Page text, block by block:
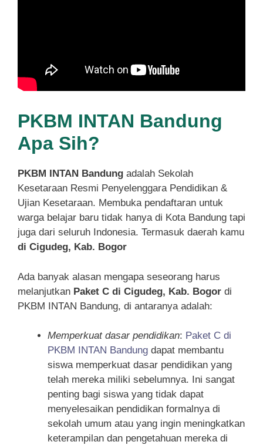
PKBM INTAN Bandung
Apa Sih?
PKBM INTAN Bandung adalah Sekolah
Kesetaraan Resmi Penyelenggara Pendidikan &
Ujian Kesetaraan. Membuka pendaftaran untuk
warga belajar baru tidak hanya di Kota Bandung tapi
juga dari seluruh Indonesia. Termasuk daerah kamu
di Cigudeg, Kab. Bogor
Ada banyak alasan mengapa seseorang harus
melanjutkan Paket C di Cigudeg, Kab. Bogor di
PKBM INTAN Bandung, di antaranya adalah:
Memperkuat dasar pendidikan: Paket C di
PKBM INTAN Bandung dapat membantu
siswa memperkuat dasar pendidikan yang
telah mereka miliki sebelumnya. Ini sangat
penting bagi siswa yang tidak dapat
menyelesaikan pendidikan formalnya di
sekolah umum atau yang ingin meningkatkan
keterampilan dan pengetahuan mereka di